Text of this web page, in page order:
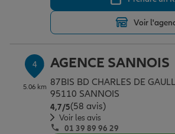
Tous nos devis d'assurance
Voir
4
5.06 km
AGENCE SANNOIS
87BIS BD CHARLES DE
95110 SANNOIS
4,7/5Note de 4.7 sur 5
(58 avis)
Voir les avis
01 39 89 96 29